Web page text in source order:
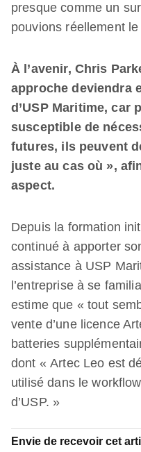
presque comme un
pouvions réellement
À l’avenir, Chris
approche deviendra
d’USP Maritime, car
susceptible de
futures, ils peuvent
juste au cas où »,
aspect.
Depuis la formation
continué à apporter
assistance à USP
l’entreprise à se
estime que « tout
vente d’une licence
batteries
dont « Artec Leo est
utilisé dans le
d’USP. »
Envie de recevoir cet